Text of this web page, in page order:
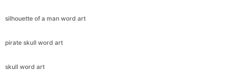
silhouette of a man word art
pirate skull word art
skull word art